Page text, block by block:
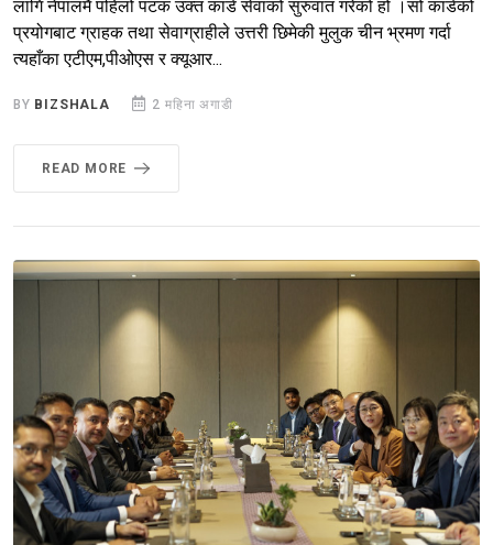
लागि नेपालमै पहिलो पटक उक्त कार्ड सेवाको सुरुवात गरेको हो ।सो कार्डको
प्रयोगबाट ग्राहक तथा सेवाग्राहीले उत्तरी छिमेकी मुलुक चीन भ्रमण गर्दा
त्यहाँका एटीएम,पीओएस र क्यूआर...
BY BIZSHALA 2 महिना अगाडी
READ MORE